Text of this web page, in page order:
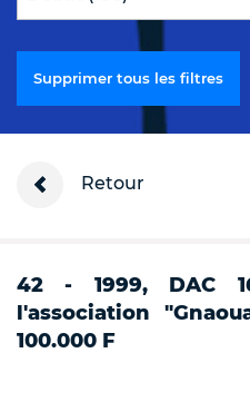
Supprimer tous les filtres
Retour
42 - 1999, DAC
l'association
100.000 F